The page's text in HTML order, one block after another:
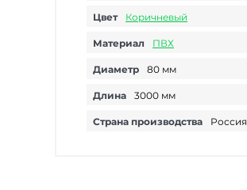
Цвет Коричневый
Материал ПВХ
Диаметр 80 мм
Длина 3000 мм
Страна производства Россия